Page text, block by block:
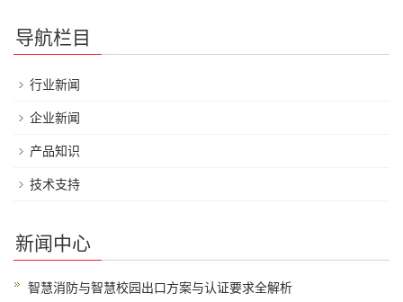
导航栏目
行业新闻
企业新闻
产品知识
技术支持
新闻中心
智慧消防与智慧校园出口方案与认证要求全解析